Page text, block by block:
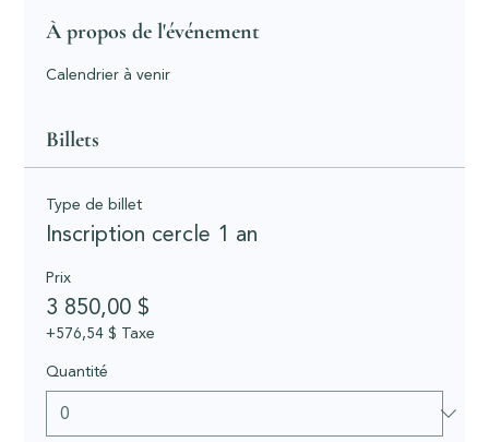
À propos de l'événement
Calendrier à venir
Billets
Type de billet
Inscription cercle 1 an
Prix
3 850,00 $
+576,54 $ Taxe
Quantité